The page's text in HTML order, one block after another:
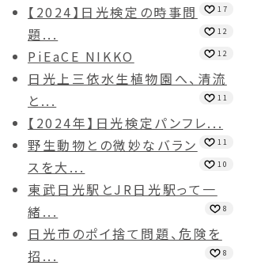
17
【2024】日光検定の時事問
題...
12
PiEaCE NIKKO 12
日光上三依水生植物園へ、清流
と...
11
【2024年】日光検定パンフレ...
11
野生動物との微妙なバラン
スを大...
10
東武日光駅とJR日光駅って一
緒...
8
日光市のポイ捨て問題、危険を
招...
8